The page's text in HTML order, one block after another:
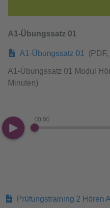
A1-Übungssatz 01
A1-Übungssatz 01 (PDF,
A1-Übungssatz 01 Modul
Minuten)
00:00
Prüfungstraining 2 Hören